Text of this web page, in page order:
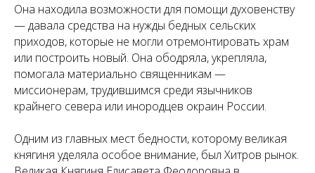
Она находила возможности для помощи духовенству
— давала средства на нужды бедных сельских
приходов, которые не могли отремонтировать храм
или построить новый. Она ободряла, укрепляла,
помогала материально священникам —
миссионерам, трудившимся среди язычников
крайнего севера или инородцев окраин России.
Одним из главных мест бедности, которому великая
княгиня уделяла особое внимание, был Хитров рынок.